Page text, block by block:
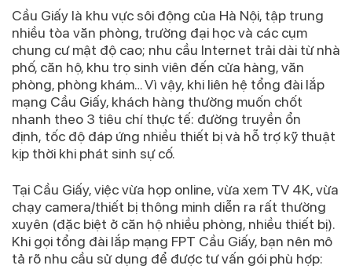
Cầu Giấy là khu vực sôi động của Hà Nội, tập trung
nhiều tòa văn phòng, trường đại học và các cụm
chung cư mật độ cao; nhu cầu Internet trải dài từ nhà
phố, căn hộ, khu trọ sinh viên đến cửa hàng, văn
phòng, phòng khám… Vì vậy, khi liên hệ tổng đài lắp
mạng Cầu Giấy, khách hàng thường muốn chốt
nhanh theo 3 tiêu chí thực tế: đường truyền ổn
định, tốc độ đáp ứng nhiều thiết bịvà hỗ trợ kỹ thuật
kịp thời khi phát sinh sự cố.
Tại Cầu Giấy, việc vừa họp online, vừa xem TV 4K, vừa
chạy camera/thiết bị thông minh diễn ra rất thường
xuyên (đặc biệt ở căn hộ nhiều phòng, nhiều thiết bị).
Khi gọi tổng đài lắp mạng FPT Cầu Giấy, bạn nên mô
tả rõ nhu cầu sử dụng để được tư vấn gói phù hợp: